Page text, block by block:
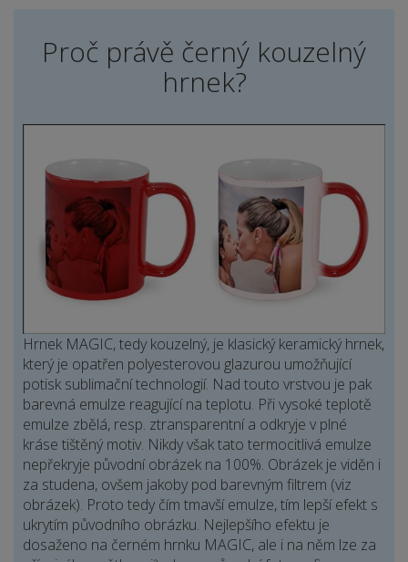
Proč právě černý kouzelný
hrnek?
Hrnek MAGIC, tedy kouzelný, je klasický keramický hrnek,
který je opatřen polyesterovou glazurou umožňující
potisk sublimační technologií. Nad touto vrstvou je pak
barevná emulze reagující na teplotu. Při vysoké teplotě
emulze zbělá, resp. ztransparentní a odkryje v plné
kráse tištěný motiv. Nikdy však tato termocitlivá emulze
nepřekryje původní obrázek na 100%. Obrázek je viděn i
za studena, ovšem jakoby pod barevným filtrem (viz
obrázek). Proto tedy čím tmavší emulze, tím lepší efekt s
ukrytím původního obrázku. Nejlepšího efektu je
dosaženo na černém hrnku MAGIC, ale i na něm lze za